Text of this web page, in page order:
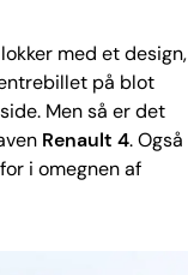
med et design,
på blot
Men så er det
Renault 4. Også
i omegnen af